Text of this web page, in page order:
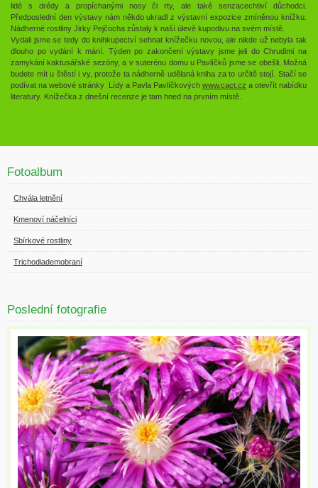
lidé s drédy a propíchanými nosy či rty, ale také senzacechtiví důchodci.
Předposlední den výstavy nám někdo ukradl z výstavní expozice zmíněnou knížku.
Nádherné rostliny Jirky Pejčocha zůstaly k naší úlevě kupodivu na svém místě.
Vydali jsme se tedy do knihkupectví sehnat knížečku novou, ale nikde už nebyla tak
dlouho po vydání k mání. Týden po zakončení výstavy jsme jeli do Chrudimi na
zamykání kaktusářské sezóny, a v suterénu domu u Pavlíčků jsme se obešli. Možná
budete mít u štěstí i vy, protože ta nádherně udělaná kniha za to určitě stojí. Stačí se
podívat na webové stránky Lídy a Pavla Pavlíčkových www.cact.cz a otevřít nabídku
literatury. Knížečka z dnešní recenze je tam hned na prvním místě.
Fotoalbum
Chvála letnění
Kmenoví náčelníci
Sbírkové rostliny
Trichodiademobraní
Poslední fotografie